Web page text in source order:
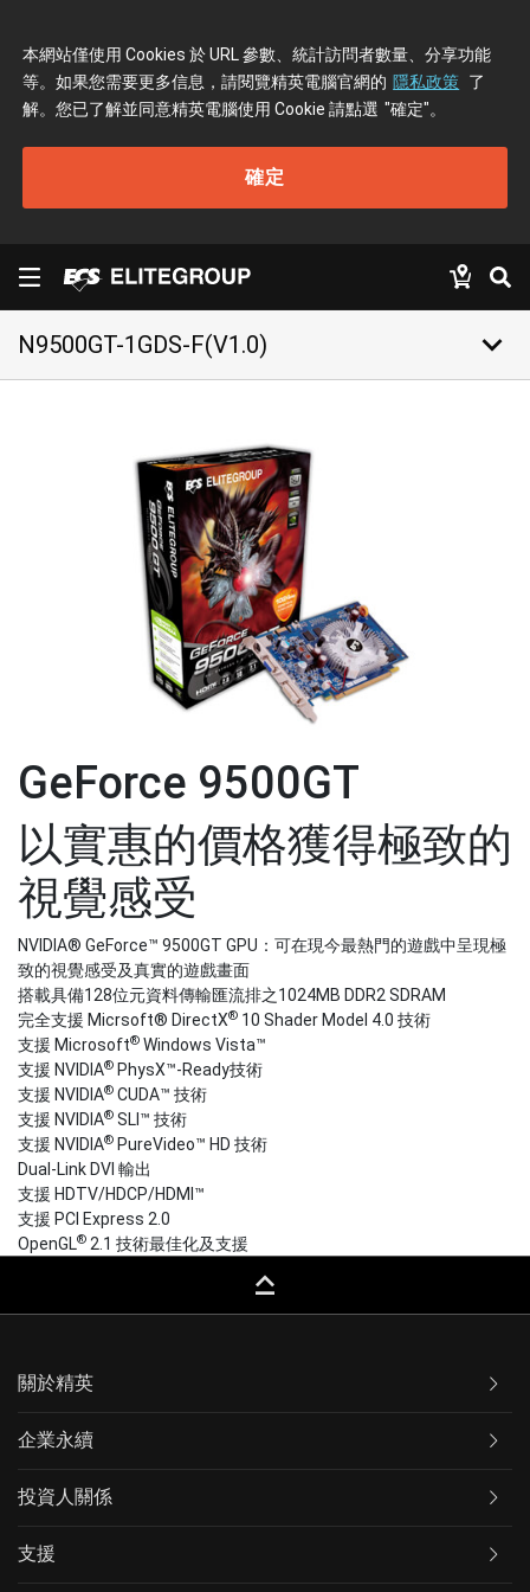
本網站僅使用 Cookies 於 URL 參數、統計訪問者數量、分享功能
等。如果您需要更多信息，請閱覽精英電腦官網的 隱私政策 了
解。您已了解並同意精英電腦使用 Cookie 請點選 "確定"。
確定
N9500GT-1GDS-F(V1.0) keyboard_arrow_down
GeForce 9500GT
以實惠的價格獲得極致的
視覺感受
NVIDIA® GeForce™ 9500GT GPU：可在現今最熱門的遊戲中呈現極
致的視覺感受及真實的遊戲畫面
搭載具備128位元資料傳輸匯流排之1024MB DDR2 SDRAM
完全支援 Micrsoft® DirectX® 10 Shader Model 4.0 技術
支援 Microsoft® Windows Vista™
支援 NVIDIA® PhysX™-Ready技術
支援 NVIDIA® CUDA™ 技術
支援 NVIDIA® SLI™ 技術
支援 NVIDIA® PureVideo™ HD 技術
Dual-Link DVI 輸出
支援 HDTV/HDCP/HDMI™
支援 PCI Express 2.0
OpenGL® 2.1 技術最佳化及支援
keyboard_capslock
關於精英
企業永續
投資人關係
支援